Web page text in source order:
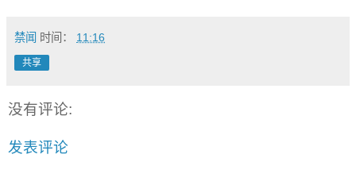
禁闻 时间： 11:16
共享
没有评论:
发表评论